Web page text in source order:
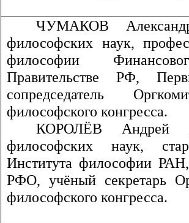
ЧУМАКОВ
философских наук,
философии
Правительстве РФ,
сопредседатель
философского конгресса.
КОРОЛЁВ Андрей
философских наук,
Института философии
РФО, учёный секретарь
философского конгресса.